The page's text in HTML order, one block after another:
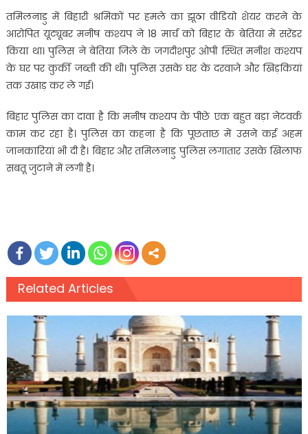
तमिलनाडु में बिहारी श्रमिकों पर हमले का झूठा वीडियो शेयर करने के
आरोपित यूट्यूबर मनीष कश्यप ने 18 मार्च को बिहार के बेतिया में सरेंडर
किया था। पुलिस ने बेतिया जिले के जगदीशपुर ओपी स्थित मनीश कश्यप
के घर पर कुर्की जब्ती की थी। पुलिस उसके घर के दरवाजे और खिड़कियां
तक उखाड़ कर ले गई।
बिहार पुलिस का दावा है कि मनीष कश्यप के पीछे एक बहुत बड़ा नेटवर्क
काम कर रहा है। पुलिस का कहना है कि पूछताछ में उसने कई अहम
जानकारियां भी दी है। बिहार और तमिलनाडु पुलिस लगातार उसके खिलाफ
सबतू जुटाने में लगी है।
Related Articles